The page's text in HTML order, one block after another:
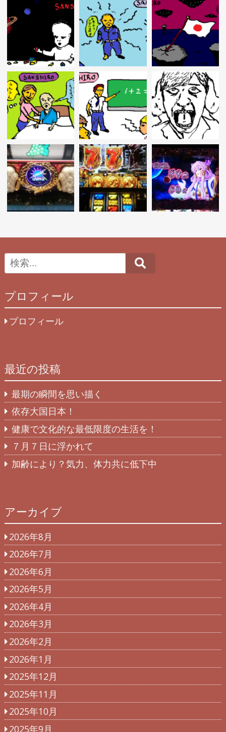
プロフィール
プロフィール
最近の投稿
最期の瞬間を思い描く
依存大国日本！
健康で文化的な最低限度の生活を！
７月７日に浮かれて
加齢により？気力、体力共に低下中
アーカイブ
2026年8月
2026年7月
2026年6月
2026年5月
2026年4月
2026年3月
2026年2月
2026年1月
2025年12月
2025年11月
2025年10月
2025年9月